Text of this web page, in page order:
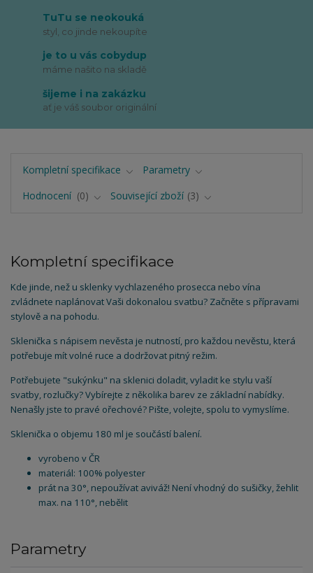
TuTu se neokouká
styl, co jinde nekoupíte
je to u vás cobydup
máme našito na skladě
šijeme i na zakázku
ať je váš soubor originální
Kompletní specifikace
Parametry
Hodnocení
0 Související zboží 3
Kompletní specifikace
Kde jinde, než u sklenky vychlazeného prosecca nebo vína
zvládnete naplánovat Vaši dokonalou svatbu? Začněte s přípravami
stylově a na pohodu.
Sklenička s nápisem nevěsta je nutností, pro každou nevěstu, která
potřebuje mít volné ruce a dodržovat pitný režim.
Potřebujete "sukýnku" na sklenici doladit, vyladit ke stylu vaší
svatby, rozlučky? Vybírejte z několika barev ze základní nabídky.
Nenašly jste to pravé ořechové? Pište, volejte, spolu to vymyslíme.
Sklenička o objemu 180 ml je součástí balení.
vyrobeno v ČR
materiál: 100% polyester
prát na 30°, nepoužívat aviváž! Není vhodný do sušičky, žehlit
max. na 110°, nebělit
Parametry